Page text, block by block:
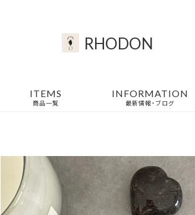
RHODON
ITEMS
商品一覧
INFORMATION
最新情報・ブログ